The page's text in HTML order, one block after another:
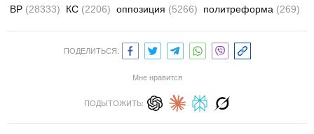
ВР (28333) КС (2206) оппозиция (5266) политреформа (269)
ПОДЕЛИТЬСЯ:
Мне нравится
ПОДЫТОЖИТЬ: